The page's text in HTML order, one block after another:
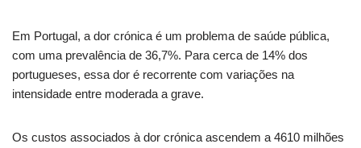
Em Portugal, a dor crónica é um problema de saúde pública,
com uma prevalência de 36,7%. Para cerca de 14% dos
portugueses, essa dor é recorrente com variações na
intensidade entre moderada a grave.
Os custos associados à dor crónica ascendem a 4610 milhões